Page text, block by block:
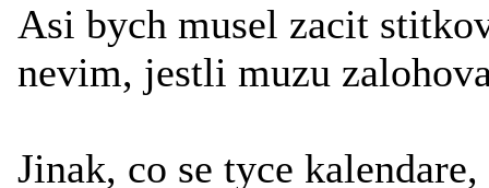
Asi bych musel zacit
nevim, jestli muzu
Jinak, co se tyce